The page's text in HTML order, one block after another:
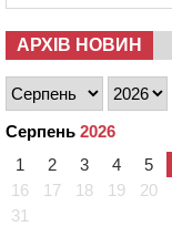
АРХІВ НОВИН
Серпень 2026
1
2 3 4 5
16
17 18 19 20
31